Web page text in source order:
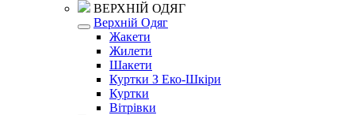
ВЕРХНІЙ ОДЯГ
Верхній Одяг
Жакети
Жилети
Шакети
Куртки З Еко-Шкіри
Куртки
Вітрівки